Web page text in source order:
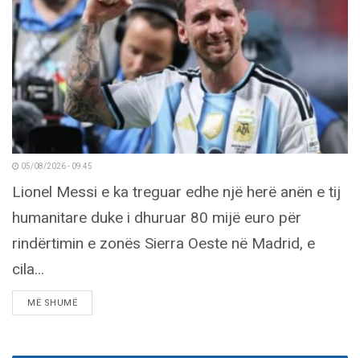
05/08/2026 - 09:45
Lionel Messi e ka treguar edhe një herë anën e tij
humanitare duke i dhuruar 80 mijë euro për
rindërtimin e zonës Sierra Oeste në Madrid, e
cila...
MË SHUMËDETAILS